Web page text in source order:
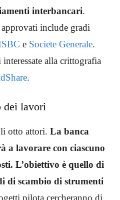
interbancari.
include gradi
e Societe Generale.
alla crittografia
.
dei lavori
otto attori. La banca
a lavorare con ciascuno
L’obiettivo è quello di
di scambio di strumenti
pilota cercheranno di